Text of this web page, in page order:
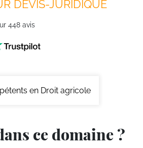
DEVIS-JURIDIQUE
448 avis
en Droit agricole
ce domaine ?